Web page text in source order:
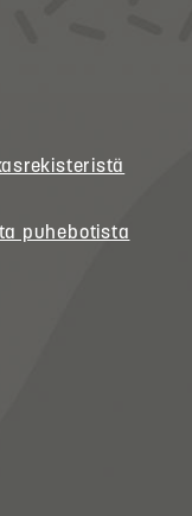
puhebotista